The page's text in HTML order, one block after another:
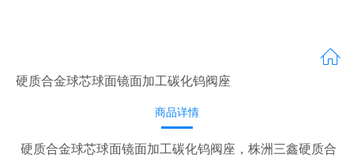
硬质合金球芯球面镜面加工碳化钨阀座
商品详情
硬质合金球芯球面镜面加工碳化钨阀座，株洲三鑫硬质合